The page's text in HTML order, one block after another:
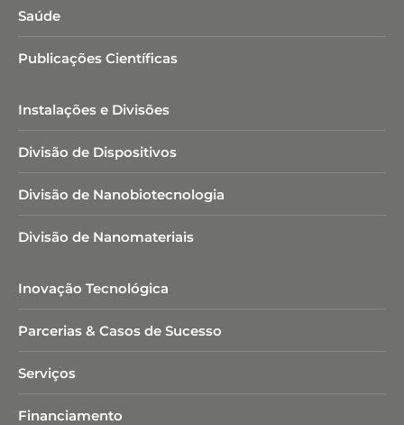
Saúde
Publicações Científicas
Instalações e Divisões
Divisão de Dispositivos
Divisão de Nanobiotecnologia​
Divisão de Nanomateriais
Inovação Tecnológica
Parcerias & Casos de Sucesso
Serviços
Financiamento